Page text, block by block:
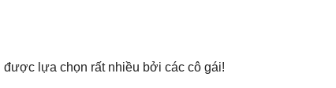
được lựa chọn rất nhiều bởi các cô gái!